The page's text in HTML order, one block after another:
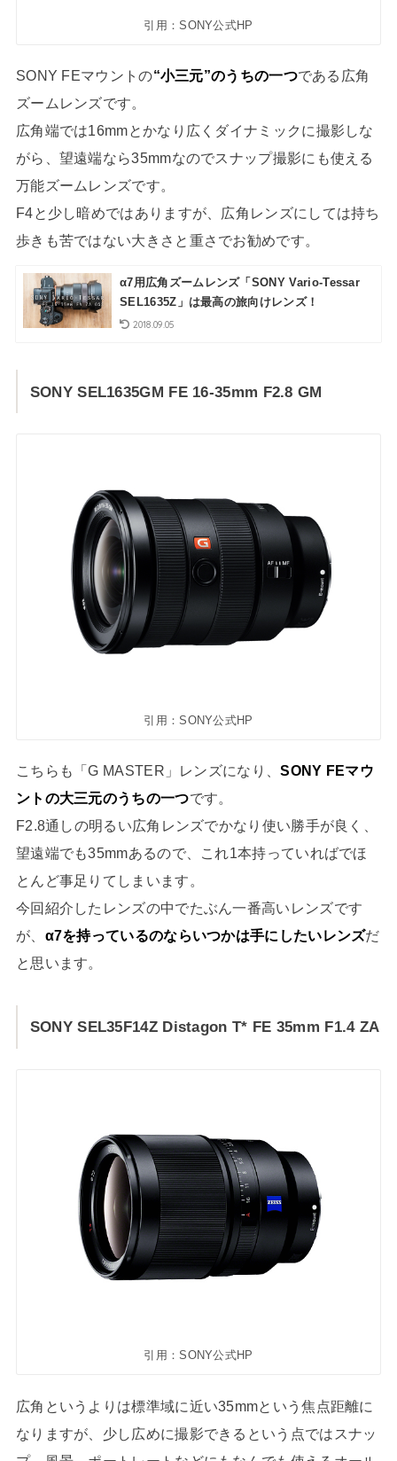
引用：SONY公式HP
SONY FEマウントの“小三元”のうちの一つである広角
ズームレンズです。
広角端では16mmとかなり広くダイナミックに撮影しな
がら、望遠端なら35mmなのでスナップ撮影にも使える
万能ズームレンズです。
F4と少し暗めではありますが、広角レンズにしては持ち
歩きも苦ではない大きさと重さでお勧めです。
α7用広角ズームレンズ「SONY Vario-Tessar
SEL1635Z」は最高の旅向けレンズ！
2018.09.05
SONY SEL1635GM FE 16-35mm F2.8 GM
引用：SONY公式HP
こちらも「G MASTER」レンズになり、SONY FEマウ
ントの大三元のうちの一つです。
F2.8通しの明るい広角レンズでかなり使い勝手が良く、
望遠端でも35mmあるので、これ1本持っていればでほ
とんど事足りてしまいます。
今回紹介したレンズの中でたぶん一番高いレンズです
が、 α7を持っているのならいつかは手にしたいレンズだ
と思います。
SONY SEL35F14Z Distagon T* FE 35mm F1.4 ZA
引用：SONY公式HP
広角というよりは標準域に近い35mmという焦点距離に
なりますが、少し広めに撮影できるという点ではスナッ